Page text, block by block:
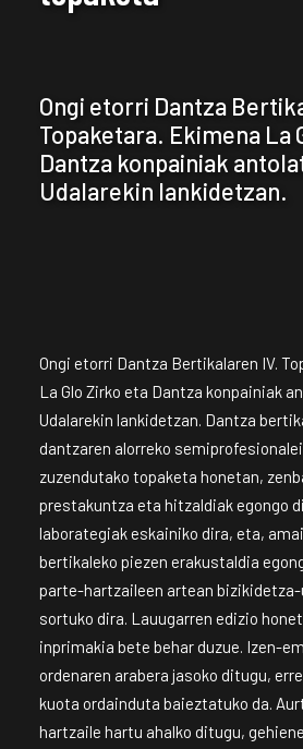
Ongi etorri Dantza
Topaketara. Ekimena La
Dantza konpainiak
Udalarekin lankidetzan.
Ongi etorri Dantza Bertikalaren IV.
La Glo Zirko eta Dantza konpainiak
Udalarekin lankidetzan. Dantza
dantzaren alorreko
zuzendutako topaketa honetan,
prestakuntza eta hitzaldiak egongo
laborategiak eskainiko dira, eta,
bertikaleko piezen erakustaldia
parte-hartzaileen artean bizikidetza-
sortuko dira. Lauugarren edizio
inprimakia bete behar duzue. Izen-
ordenaren arabera jasoko ditugu,
kuota ordainduta baieztatuko da.
hartzaile hartu ahalko ditugu,